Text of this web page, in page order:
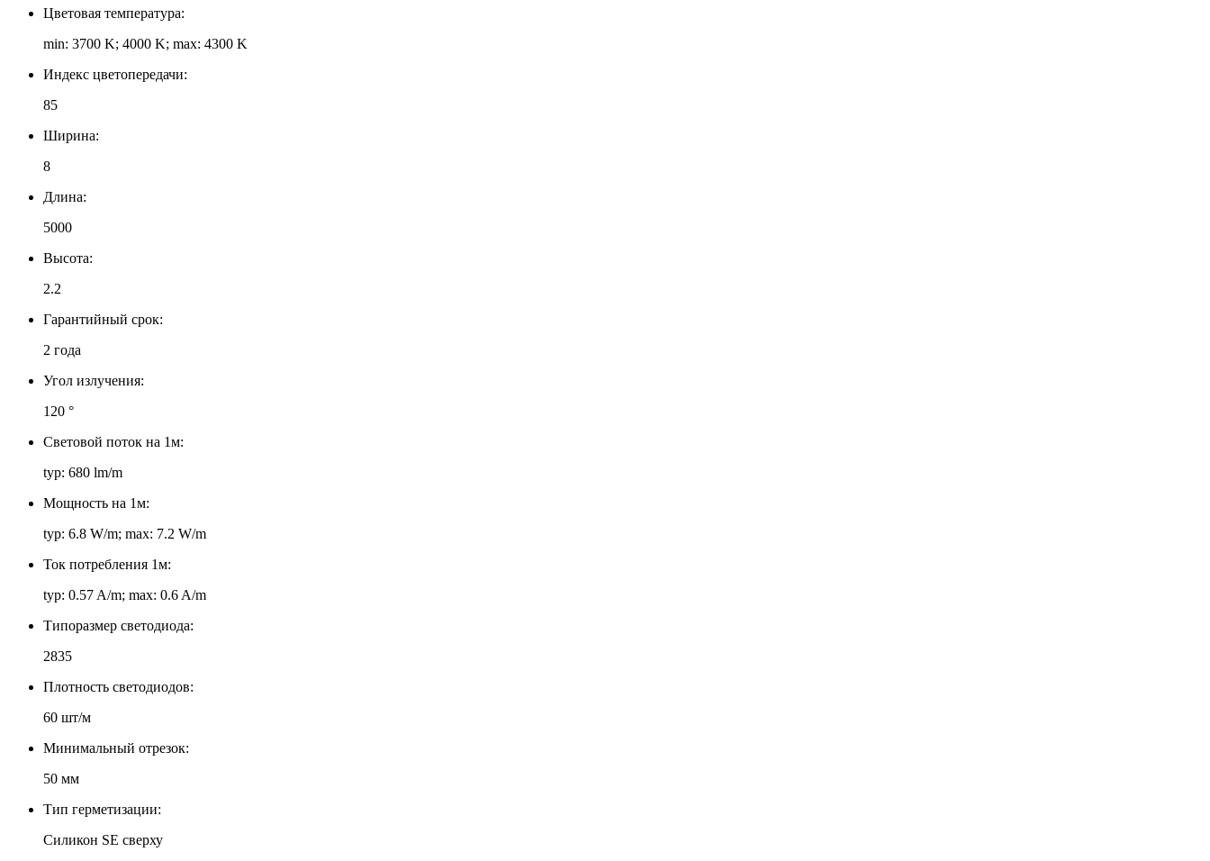
Цветовая температура:
min: 3700 K; 4000 K; max: 4300 K
Индекс цветопередачи:
85
Ширина:
8
Длина:
5000
Высота:
2.2
Гарантийный срок:
2 года
Угол излучения:
120 °
Световой поток на 1м:
typ: 680 lm/m
Мощность на 1м:
typ: 6.8 W/m; max: 7.2 W/m
Ток потребления 1м:
typ: 0.57 A/m; max: 0.6 A/m
Типоразмер светодиода:
2835
Плотность светодиодов:
60 шт/м
Минимальный отрезок:
50 мм
Тип герметизации:
Силикон SE сверху